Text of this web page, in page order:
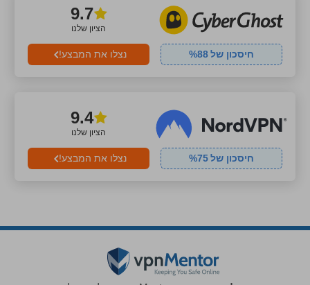
הציון שלנו
9.7
חיסכון של88
% נצלו את המבצע!
הציון שלנו
9.4
חיסכון של75
% נצלו את המבצע!